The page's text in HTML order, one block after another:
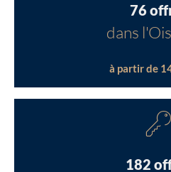
76
dans
à partir de
182